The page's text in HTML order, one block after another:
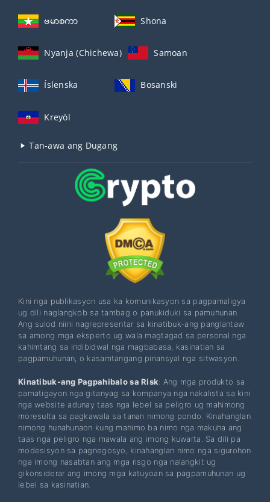
ဗမာစကာ Shona
Nyanja (Chichewa) Samoan
Íslenska Bosanski
Kreyòl
Tan-awa ang Dugang
Kini nga publikasyon usa ka komunikasyon sa pagpamaligya
ug dili naglangkob sa tambag o panukiduki sa pamuhunan.
Ang sulod niini nagrepresentar sa kinatibuk-ang panglantaw
sa among mga eksperto ug wala magtagad sa personal nga
kahimtang sa indibidwal nga magbabasa, kasinatian sa
pagpamuhunan, o kasamtangang pinansyal nga sitwasyon.
Kinatibuk-ang Pagpahibalo sa Risk: Ang mga produkto sa
pamatigayon nga gitanyag sa kompanya nga nakalista sa kini
nga website adunay taas nga lebel sa peligro ug mahimong
moresulta sa pagkawala sa tanan nimong pondo. Kinahanglan
nimong hunahunaon kung mahimo ba nimo nga makuha ang
taas nga peligro nga mawala ang imong kuwarta. Sa dili pa
modesisyon sa pagnegosyo, kinahanglan nimo nga sigurohon
nga imong nasabtan ang mga risgo nga nalangkit ug
gikonsiderar ang imong mga katuyoan sa pagpamuhunan ug
lebel sa kasinatian.